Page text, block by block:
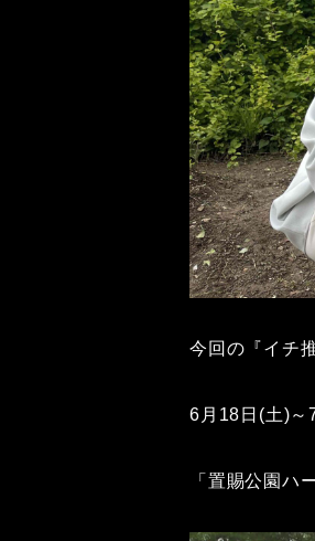
今回の『イチ
6月18日(土)～
「置賜公園ハ